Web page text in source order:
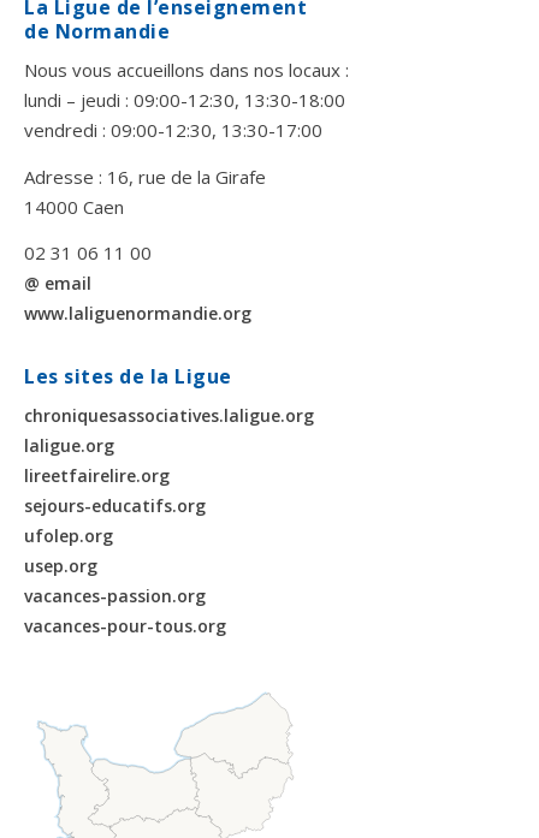
La Ligue de l’enseignement
de Normandie
Nous vous accueillons dans nos locaux :
lundi – jeudi : 09:00-12:30, 13:30-18:00
vendredi : 09:00-12:30, 13:30-17:00
Adresse : 16, rue de la Girafe
14000 Caen
02 31 06 11 00
@ email
www.laliguenormandie.org
Les sites de la Ligue
chroniquesassociatives.laligue.org
laligue.org
lireetfairelire.org
sejours-educatifs.org
ufolep.org
usep.org
vacances-passion.org
vacances-pour-tous.org